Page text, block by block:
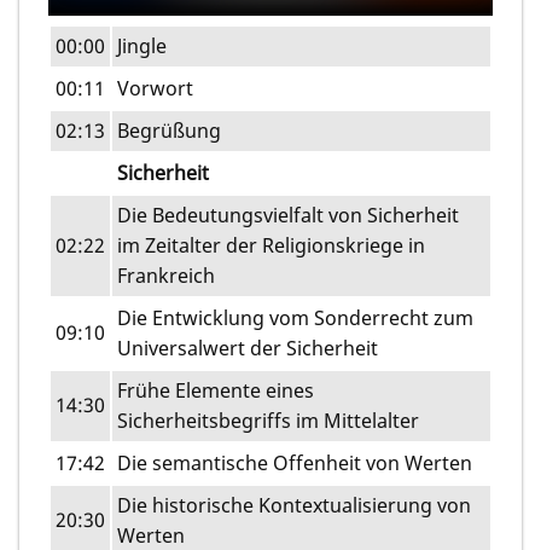
00:00 Jingle
00:11 Vorwort
02:13 Begrüßung
Sicherheit
02:22
Die Bedeutungsvielfalt von Sicherheit
im Zeitalter der Religionskriege in
Frankreich
09:10
Die Entwicklung vom Sonderrecht zum
Universalwert der Sicherheit
14:30
Frühe Elemente eines
Sicherheitsbegriffs im Mittelalter
17:42 Die semantische Offenheit von Werten
20:30
Die historische Kontextualisierung von
Werten